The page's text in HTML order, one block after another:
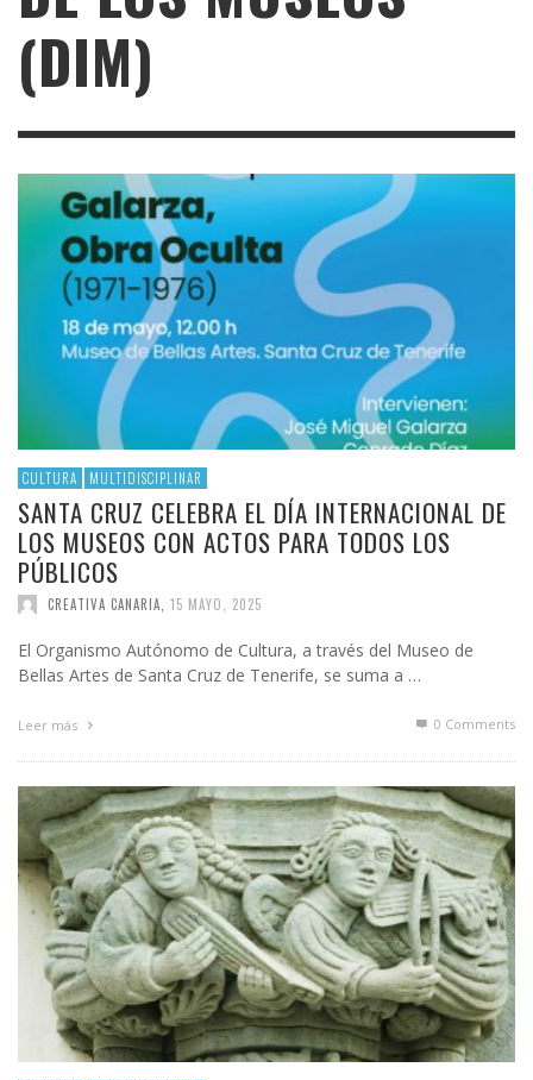
(DIM)
CULTURA MULTIDISCIPLINAR
SANTA CRUZ CELEBRA EL DÍA INTERNACIONAL DE
LOS MUSEOS CON ACTOS PARA TODOS LOS
PÚBLICOS
CREATIVA CANARIA 15 MAYO, 2025
El Organismo Autónomo de Cultura, a través del Museo de
Bellas Artes de Santa Cruz de Tenerife, se suma a …
Leer más 0 Comments